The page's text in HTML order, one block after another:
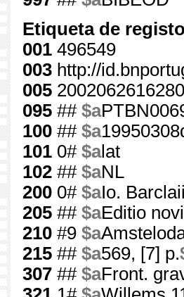
Etiqueta de
001 496549
003 http://
005
095 ## $a
100 ## $a
101 0# $alat
102 ## $aNL
200 0# $aIo.
205 ## $aEditio
210 #9 $a
215 ## $a569, [7] p.
307 ## $aFront.